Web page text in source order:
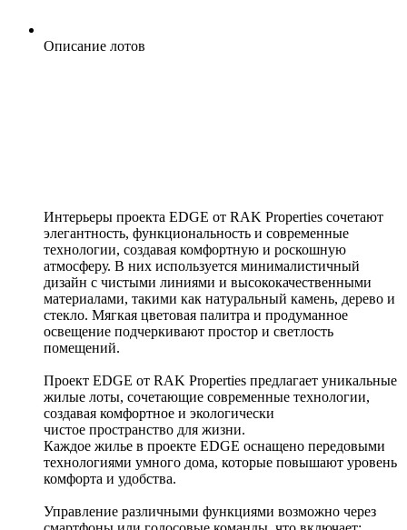
Описание лотов
Интерьеры проекта EDGE от RAK Properties сочетают
элегантность, функциональность и современные
технологии, создавая комфортную и роскошную
атмосферу. В них используется минималистичный
дизайн с чистыми линиями и высококачественными
материалами, такими как натуральный камень, дерево и
стекло. Мягкая цветовая палитра и продуманное
освещение подчеркивают простор и светлость
помещений.
Проект EDGE от RAK Properties предлагает уникальные
жилые лоты, сочетающие современные технологии,
создавая комфортное и экологически
чистое пространство для жизни.
Каждое жилье в проекте EDGE оснащено передовыми
технологиями умного дома, которые повышают уровень
комфорта и удобства.
Управление различными функциями возможно через